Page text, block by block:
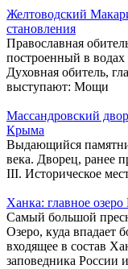
Желтоводский
становления
Православная
построенный в водах
Духовная обитель,
выступают: Мощи
Массандровский
Крыма
Выдающийся
века. Дворец, ранее
III. Историческое
Ханка: главное
Самый большой
Озеро, куда впадает
входящее в состав
заповедника России и